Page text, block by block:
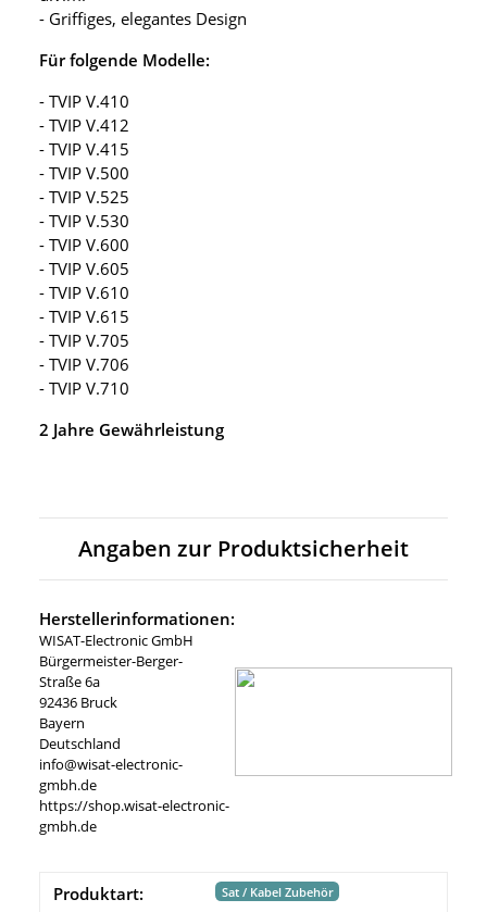
- Griffiges, elegantes Design
Für folgende Modelle:
- TVIP V.410
- TVIP V.412
- TVIP V.415
- TVIP V.500
- TVIP V.525
- TVIP V.530
- TVIP V.600
- TVIP V.605
- TVIP V.610
- TVIP V.615
- TVIP V.705
- TVIP V.706
- TVIP V.710
2 Jahre Gewährleistung
Angaben zur Produktsicherheit
Herstellerinformationen:
WISAT-Electronic GmbH
Bürgermeister-Berger-
Straße 6a
92436 Bruck
Bayern
Deutschland
info@wisat-electronic-
gmbh.de
https://shop.wisat-electronic-
gmbh.de
Produktart: Sat / Kabel Zubehör